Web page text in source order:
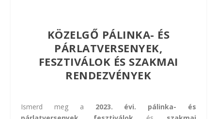
KÖZELGŐ PÁLINKA- ÉS
PÁRLATVERSENYEK,
FESZTIVÁLOK ÉS SZAKMAI
RENDEZVÉNYEK
Ismerd meg a 2023. évi. pálinka- és